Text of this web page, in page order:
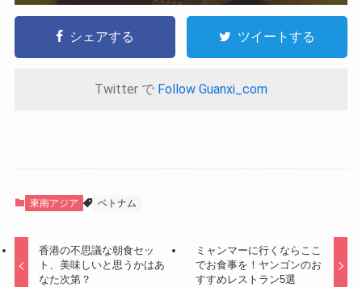
シェアする ツイートする
Twitter で Follow Guanxi_com
東南アジア ベトナム
香港の不思議な朝食セッ
ト、美味しいと思うかはあ
なた次第？
ミャンマーに行くならここ
でお食事を！ヤンゴンのお
すすめレストラン5選